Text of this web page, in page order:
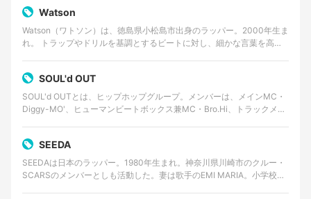
Watson
Watson（ワトソン）は、徳島県小松島市出身のラッパー。2000年生ま
れ。 トラップやドリルを基調とするビートに対し、細かな言葉を高速
SOUL'd OUT
SOUL'd OUTとは、ヒップホップグループ。メンバーは、メインMC・
Diggy-MO'、ヒューマンビートボックス兼MC・Bro.Hi、トラックメイ
SEEDA
SEEDAは日本のラッパー。1980年生まれ。神奈川県川崎市のクルー・
SCARSのメンバーとしも活動した。妻は歌手のEMI MARIA。小学校一